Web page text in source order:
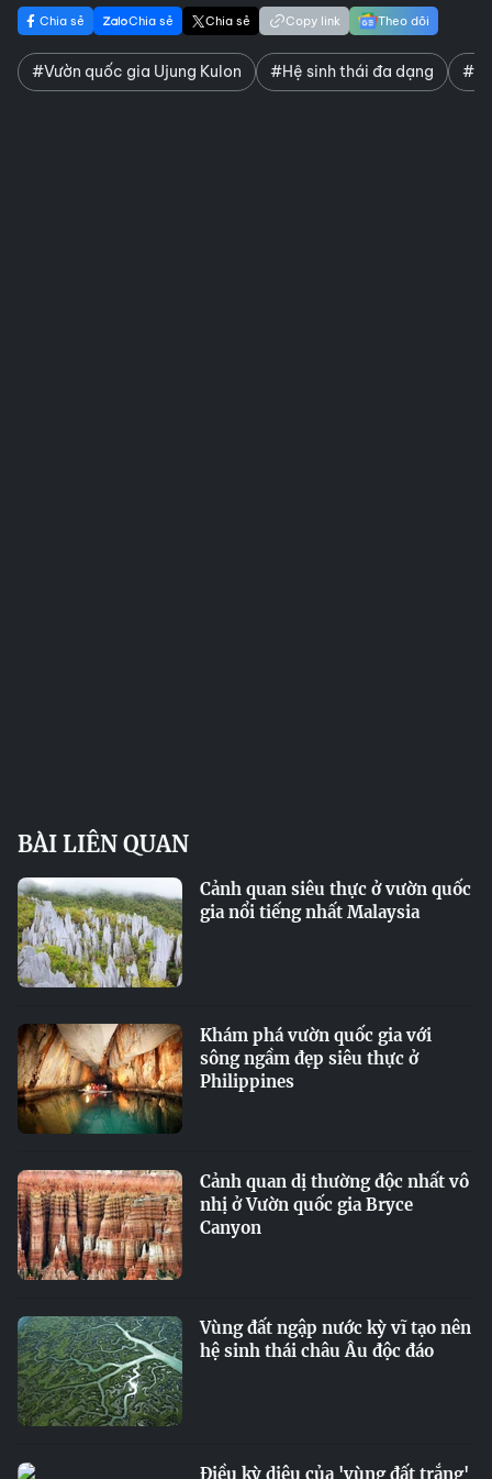
Chia sẻ Chia sẻ Chia sẻ Copy link Theo dõi
#Vườn quốc gia Ujung Kulon #Hệ sinh thái đa dạng
BÀI LIÊN QUAN
Cảnh quan siêu thực ở vườn quốc
gia nổi tiếng nhất Malaysia
Khám phá vườn quốc gia với
sông ngầm đẹp siêu thực ở
Philippines
Cảnh quan dị thường độc nhất vô
nhị ở Vườn quốc gia Bryce
Canyon
Vùng đất ngập nước kỳ vĩ tạo nên
hệ sinh thái châu Âu độc đáo
Điều kỳ diệu của 'vùng đất trắng'